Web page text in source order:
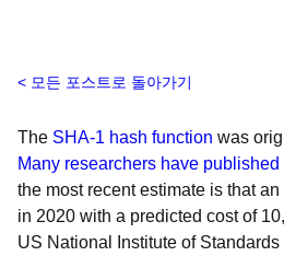
모든 포스트로 돌아가기
The SHA-1 hash function was
Many researchers have published
the most recent estimate is that
in 2020 with a predicted cost of
US National Institute of